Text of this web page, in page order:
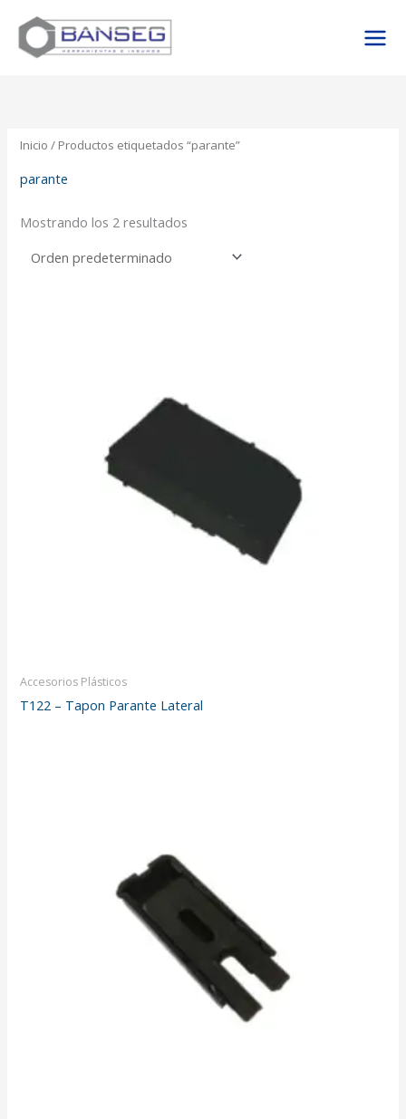
contenido
Inicio / Productos etiquetados “parante”
parante
Mostrando los 2 resultados
Accesorios Plásticos
T122 – Tapon Parante Lateral